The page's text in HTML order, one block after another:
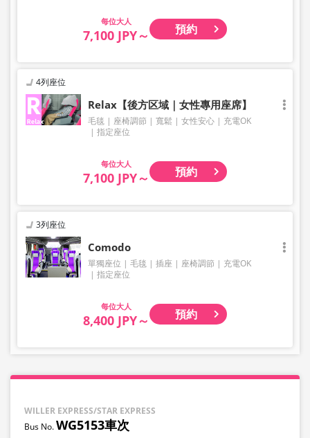
大人
7,100 JPY～ 預約
4列座位
Relax【後方区域｜女性專用座席】
毛毯 座椅調節 寬鬆 女性安心
充電OK
指定座位
大人
7,100 JPY～ 預約
3列座位
Comodo
單獨座位 毛毯 插座 座椅調節
充電OK
指定座位
大人
8,400 JPY～ 預約
WILLER EXPRESS/STAR EXPRESS
WG5153車次